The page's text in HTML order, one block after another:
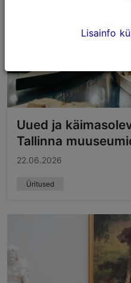
Uued ja
Tallinna
22.06.2026
Üritused
Lisainfo